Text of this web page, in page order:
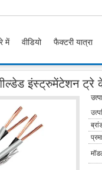
में वीडियो फैक्टरी यात्रा
कोर
इंस्ट्रुमेंटेशन